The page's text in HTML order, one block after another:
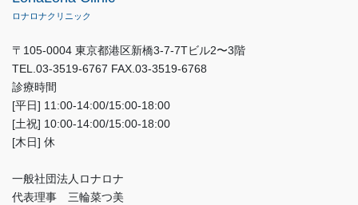
ロナロナクリニック
〒105-0004 東京都港区新橋3-7-7Tビル2〜3階
TEL.03-3519-6767 FAX.03-3519-6768
診療時間
[平日] 11:00-14:00/15:00-18:00
[土祝] 10:00-14:00/15:00-18:00
[木日] 休
一般社団法人ロナロナ
代表理事 三輪菜つ美